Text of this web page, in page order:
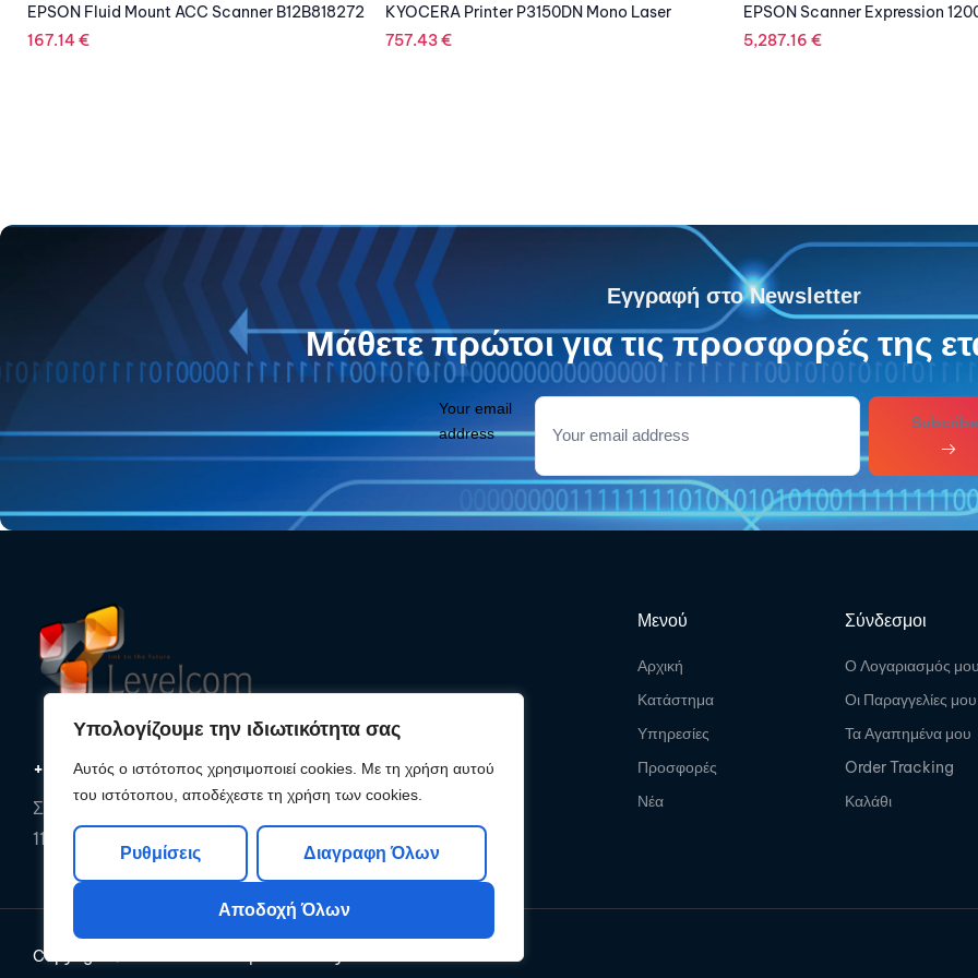
Υπολογίζουμε την ιδιωτικότητα σας
Αυτός ο ιστότοπος χρησιμοποιεί cookies. Με τη χρήση αυτού
του ιστότοπου, αποδέχεστε τη χρήση των cookies.
Ρυθμίσεις Διαγραφη Όλων
Αποδοχή Όλων
KYOCERA Printer P3150DN Mono Laser
757.43€
EPSON Scanner Expression 12000XL Α3
5,287.16
EPSON Printer L805 Inkjet ITS
478.89€
Εγγραφή στο Newsletter
Μάθετε πρώτοι για τις προσφορές της
Your email
address
+30 210 25 33 620
Συρακουσών 85, Αθήνα,
11142, Αττική
Μενού
Αρχική
Κατάστημα
Υπηρεσίες
Προσφορές
Νέα
Σύνδεσμοι
Ο Λογαριασμός μου
Οι Παραγγελίες μου
Τα Αγαπημένα μου
Order Tracking
Καλάθι
Copyright © 2026